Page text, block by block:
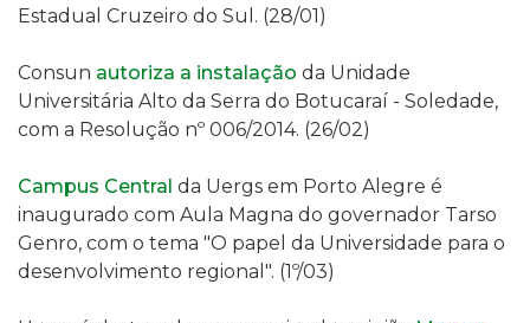
Estadual Cruzeiro do Sul . (28/01)
Consun autoriza a instalação da Unidade
Universitária Alto da Serra do Botucaraí - Soledade,
com a Resolução nº 006/2014. (26/02)
Campus Central da Uergs em Porto Alegre é
inaugurado com Aula Magna do governador Tarso
Genro, com o tema "O papel da Universidade para o
desenvolvimento regional". (1º/03)